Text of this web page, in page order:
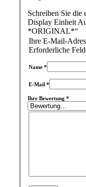
Schreiben Sie die
Display Einheit
*ORIGINAL*“
Ihre E-Mail-
Erforderliche
Name*
E-Mail*
Ihre Bewertung*